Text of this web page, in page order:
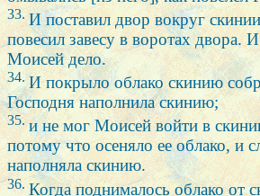
33. И поставил двор вокруг
повесил завесу в воротах двора.
Моисей дело.
34.И покрыло облако скинию
Господня наполнила скинию;
35.и не мог Моисей войти в
потому что осеняло ее облако, и
наполняла скинию.
36.Когда поднималось облако от